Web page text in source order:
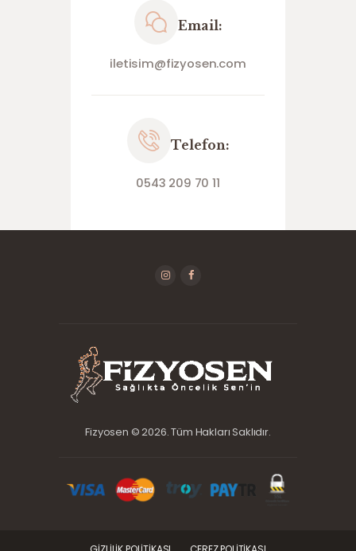
Email:
iletisim@fizyosen.com
Telefon:
0543 209 70 11
Fizyosen © 2026. Tüm Hakları Saklıdır.